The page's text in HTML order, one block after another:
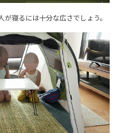
寝るには十分な広さでしょう。